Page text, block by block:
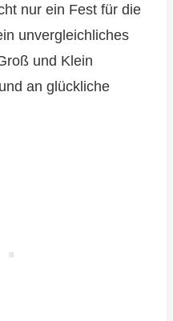
nur ein Fest für die
unvergleichliches
und Klein
an glückliche